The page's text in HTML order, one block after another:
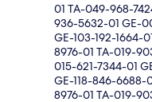
01 TA-049-968-
936-5632-01 GE-
GE-103-192-1664-
8976-01 TA-019-
015-621-7344-01
GE-118-846-6688-
8976-01 TA-019-